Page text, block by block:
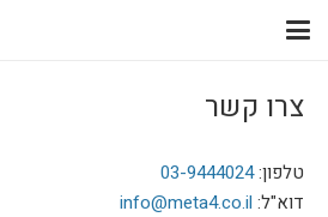
צרו קשר
טלפון:03-9444024
דוא"ל: info@meta4.co.il